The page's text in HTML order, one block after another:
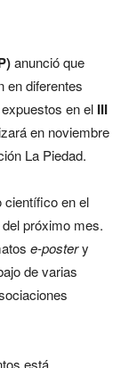
anunció que
en diferentes
en el III
en noviembre
La Piedad.
científico en el
próximo mes.
e-postery
de varias
está